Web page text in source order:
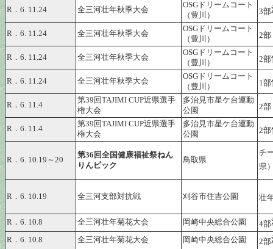
R．6. 11.24 全三河壮年秋季大会
OSGドリームコート
（豊川）
3部
R．6. 11.24 全三河壮年秋季大会
OSGドリームコート
（豊川）
2部
R．6. 11.24 全三河壮年秋季大会
OSGドリームコート
（豊川）
2部
R．6. 11.24 全三河壮年秋季大会
OSGドリームコート
（豊川）
1部
R．6. 11.4
第39回TAJIMI CUP近県選手
権大会
多治見市星ケ台運動
公園
2部
R．6. 11.4
第39回TAJIMI CUP近県選手
権大会
多治見市星ケ台運動
公園
2部
R．6. 10.19～20
第36回全国健康福祉祭ねん
りんピック
鳥取県
チ
県
R．6. 10.19 全三河支部対抗戦 刈谷市住吉公園 壮
R．6. 10.8 全三河壮年菊花大会 岡崎中央総合公園 4部
R．6. 10.8 全三河壮年菊花大会 岡崎中央総合公園 2部